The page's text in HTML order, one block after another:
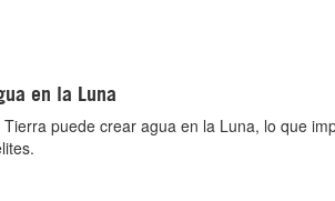
en la Luna
puede crear agua en la Luna, lo que